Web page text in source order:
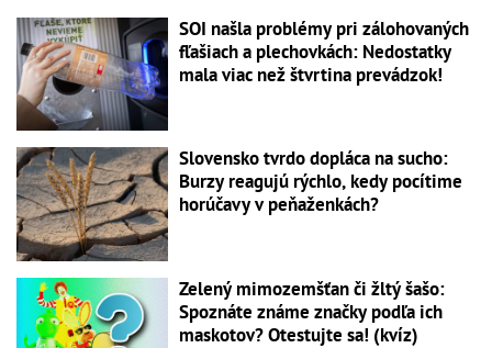
SOI našla problémy pri zálohovaných
fľašiach a plechovkách: Nedostatky
mala viac než štvrtina prevádzok!
Slovensko tvrdo dopláca na sucho:
Burzy reagujú rýchlo, kedy pocítime
horúčavy v peňaženkách?
Zelený mimozemšťan či žltý šašo:
Spoznáte známe značky podľa ich
maskotov? Otestujte sa! (kvíz)